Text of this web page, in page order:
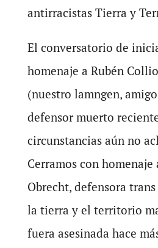
antirracistas Tierra y
El conversatorio de
homenaje a Rubén
(nuestro lamngen,
defensor muerto
circunstancias aún no
Cerramos con
Obrecht, defensora
la tierra y el territorio
fuera asesinada hace